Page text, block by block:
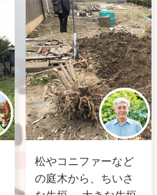
松やコニファーなど
の庭木から、ちいさ